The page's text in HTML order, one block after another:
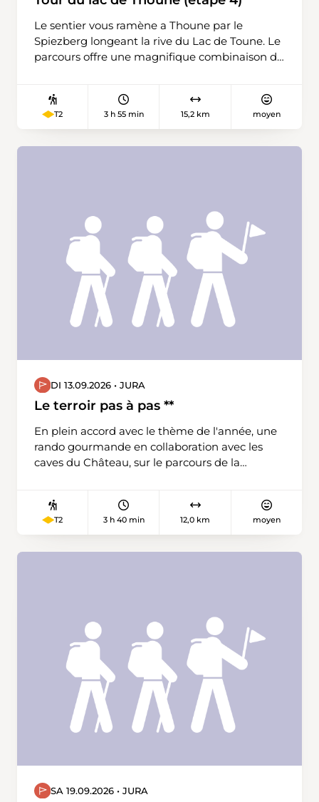
Le sentier vous ramène a Thoune par le
Spiezberg longeant la rive du Lac de Toune. Le
parcours offre une magnifique combinaison de
T2 3 h 55 min 15,2 km moyen
DI 13.09.2026 • JURA
Le terroir pas à pas **
En plein accord avec le thème de l'année, une
rando gourmande en collaboration avec les
caves du Château, sur le parcours de la
T2 3 h 40 min 12,0 km moyen
SA 19.09.2026 • JURA